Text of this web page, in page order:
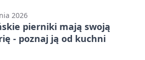
2026
pierniki mają swoją
- poznaj ją od kuchni